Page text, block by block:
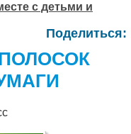
с детьми и
Поделиться: